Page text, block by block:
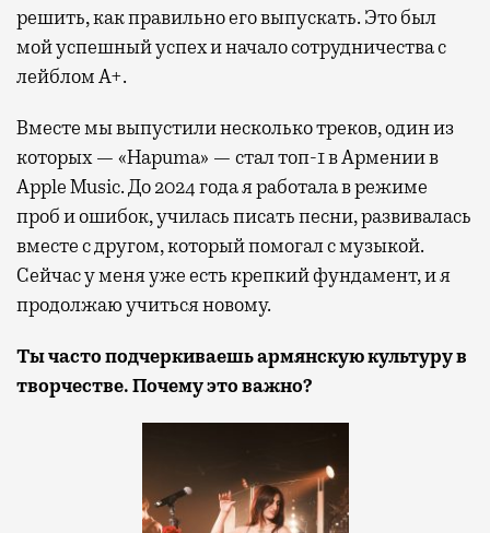
решить, как правильно его выпускать. Это был
мой успешный успех и начало сотрудничества с
лейблом A+.
Вместе мы выпустили несколько треков, один из
которых — «Hapuma» — стал топ-1 в Армении в
Apple Music. До 2024 года я работала в режиме
проб и ошибок, училась писать песни, развивалась
вместе с другом, который помогал с музыкой.
Сейчас у меня уже есть крепкий фундамент, и я
продолжаю учиться новому.
Ты часто подчеркиваешь армянскую культуру в
творчестве. Почему это важно?